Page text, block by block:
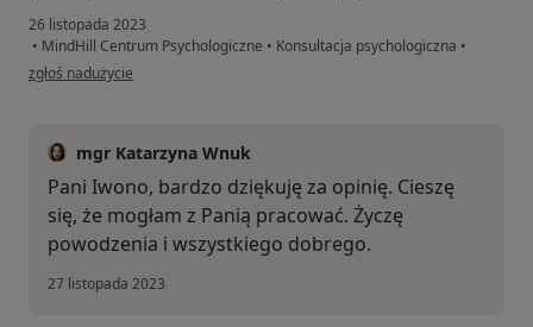
26 listopada 2023
• MindHill Centrum Psychologiczne • Konsultacja psychologiczna •
w opinii użytkownika Iwona
zgłoś nadużycie
mgr Katarzyna Wnuk
Pani Iwono, bardzo dziękuję za opinię. Cieszę
się, że mogłam z Panią pracować. Życzę
powodzenia i wszystkiego dobrego.
27 listopada 2023